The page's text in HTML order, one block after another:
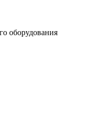
оборудования